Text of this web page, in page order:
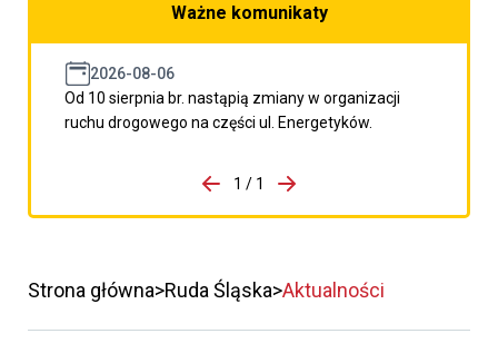
Ważne komunikaty
2026-08-06
Od 10 sierpnia br. nastąpią zmiany w organizacji
ruchu drogowego na części ul. Energetyków.
porzpedniego komunikatu
1 / 1
Przejdź do następnego
Strona główna Ruda Śląska Aktualności